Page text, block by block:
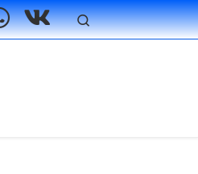
Search